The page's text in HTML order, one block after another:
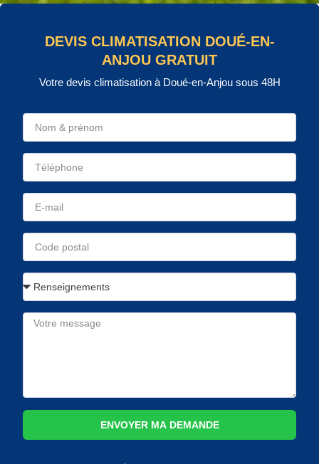
DEVIS CLIMATISATION DOUÉ-EN-
ANJOU GRATUIT
Votre devis climatisation à Doué-en-Anjou sous 48H
ENVOYER MA DEMANDE